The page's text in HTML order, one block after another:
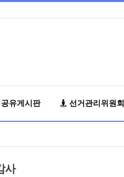
공유게시판 선거관리위원회
사